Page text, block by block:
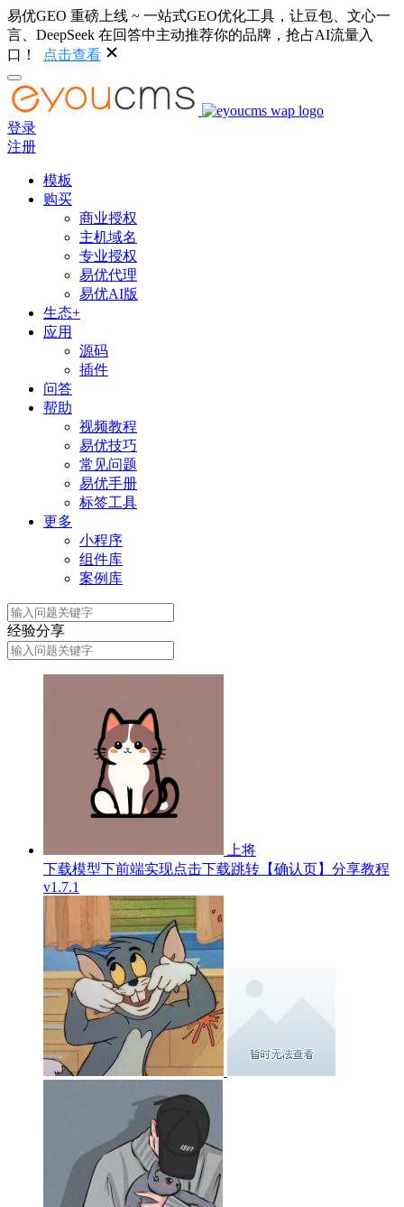
易优GEO 重磅上线 ~ 一站式GEO优化工具，让豆包、文心一
言、DeepSeek 在回答中主动推荐你的品牌，抢占AI流量入
口！
点击查看
登录
注册
模板
购买
商业授权
主机域名
专业授权
易优代理
易优AI版
生态+
应用
源码
插件
问答
帮助
视频教程
易优技巧
常见问题
易优手册
标签工具
更多
小程序
组件库
案例库
经验分享
上将
下载模型下前端实现点击下载跳转【确认页】分享教程
v1.7.1